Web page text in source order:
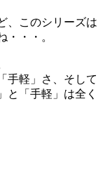
、このシリーズは
・・・。
手軽」さ、そして
と「手軽」は全く